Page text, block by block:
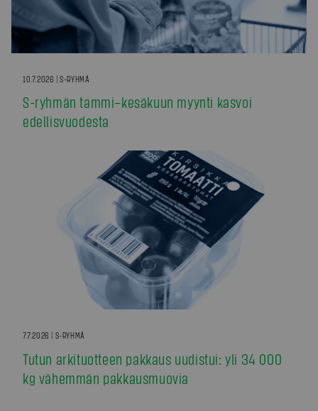
10.7.2026 | S-RYHMÄ
S-ryhmän tammi–kesäkuun myynti kasvoi
edellisvuodesta
7.7.2026 | S-RYHMÄ
Tutun arkituotteen pakkaus uudistui: yli 34 000
kg vähemmän pakkausmuovia